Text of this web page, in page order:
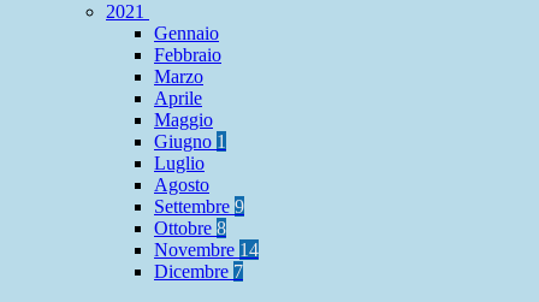
2021
Gennaio
Febbraio
Marzo
Aprile
Maggio
Giugno 1
Luglio
Agosto
Settembre 9
Ottobre 8
Novembre 14
Dicembre 7